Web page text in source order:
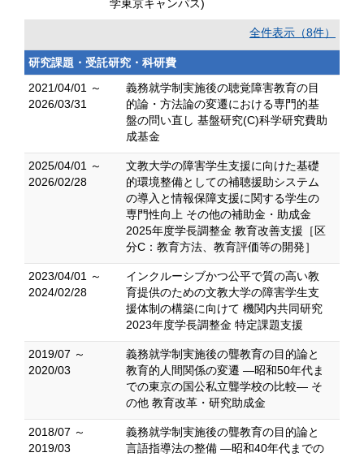
学東京キャンパス)
全件表示（8件）
研究課題・受託研究・科研費
2021/04/01 ～
2026/03/31
義務就学制実施後の聴覚障害教育の目
的論・方法論の変遷における専門的基
盤の問い直し 基盤研究(C)科学研究費助
成基金
2025/04/01 ～
2026/02/28
文教大学の障害学生支援に向けた基礎
的環境整備としての補聴援助システム
の導入と情報保障支援に関する学生の
専門性向上 その他の補助金・助成金
2025年度学長調整金 教育改善支援［区
分C：教育方法、教育評価等の開発］
2023/04/01 ～
2024/02/28
インクルーシブかつ公平で質の高い教
育提供のための文教大学の障害学生支
援体制の構築に向けて 機関内共同研究
2023年度学長調整金 特定課題支援
2019/07 ～
2020/03
義務就学制実施後の聾教育の目的論と
教育的人間関係の変遷 ―昭和50年代ま
での東京の国公私立聾学校の比較― そ
の他 教育改革・研究助成金
2018/07 ～
2019/03
義務就学制実施後の聾教育の目的論と
言語指導法の整備 ―昭和40年代までの